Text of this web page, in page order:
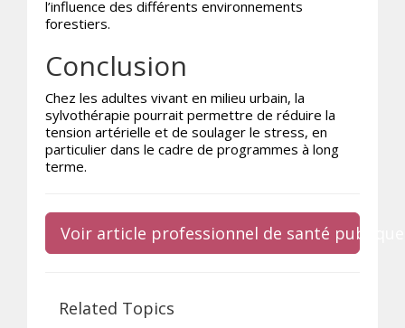
l’influence des différents environnements
forestiers.
Conclusion
Chez les adultes vivant en milieu urbain, la
sylvothérapie pourrait permettre de réduire la
tension artérielle et de soulager le stress, en
particulier dans le cadre de programmes à long
terme.
Voir article professionnel de santé publique
Related Topics